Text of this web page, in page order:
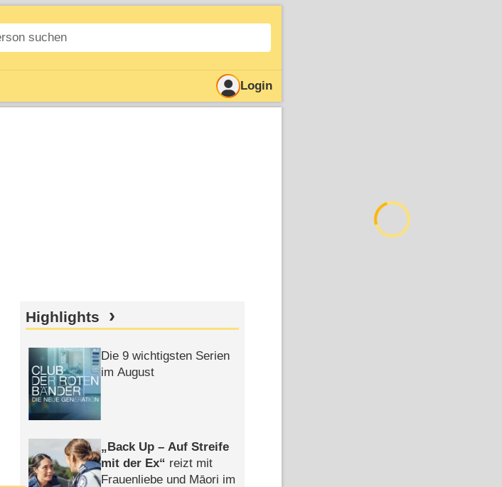
Login
Highlights
Die 9 wichtigsten Serien
im August
Back Up – Auf Streife
mit der Ex
reizt mit
Frauenliebe und Māori im